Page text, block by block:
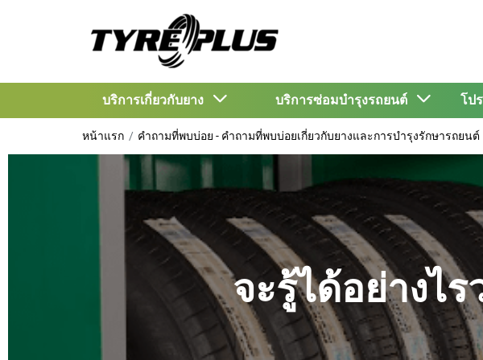
บริการเกี่ยวกับยาง บริการซ่อมบำรุงรถยนต์ โป
หน้าแรก คำถามที่พบบ่อย - คำถามที่พบบ่อยเกี่ยวกับยางและการบำรุงรักษารถยนต์
จะรู้ได้อย่างไ